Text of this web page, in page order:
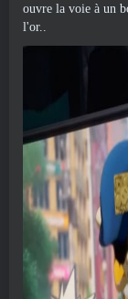
ouvre la voie à un
l'or..